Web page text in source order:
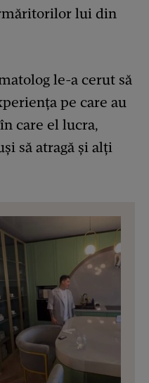
lui din
le-a cerut să
pe care au
care el lucra,
să atragă și alți